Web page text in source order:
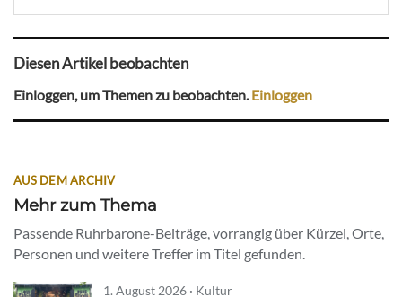
Diesen Artikel beobachten
Einloggen, um Themen zu beobachten.Einloggen
AUS DEM ARCHIV
Mehr zum Thema
Passende Ruhrbarone-Beiträge, vorrangig über Kürzel, Orte,
Personen und weitere Treffer im Titel gefunden.
1. August 2026 · Kultur